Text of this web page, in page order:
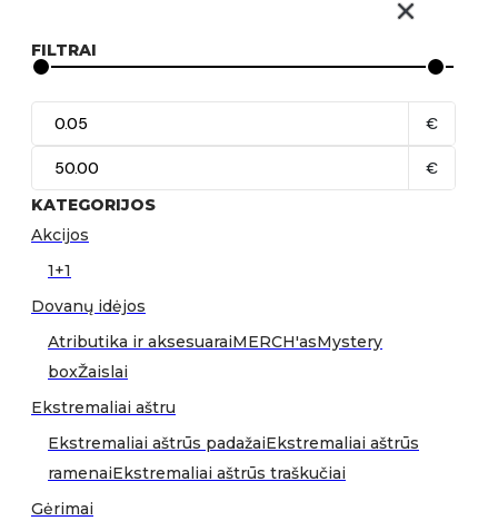
FILTRAI
€
€
KATEGORIJOS
Akcijos
1+1
Dovanų idėjos
Atributika ir aksesuaraiMERCH'asMystery
boxŽaislai
Ekstremaliai aštru
Ekstremaliai aštrūs padažaiEkstremaliai aštrūs
ramenaiEkstremaliai aštrūs traškučiai
Gėrimai